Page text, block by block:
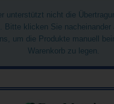
unterstützt nicht die
Bitte klicken Sie nacheinander
um die Produkte manuell
Warenkorb zu legen.